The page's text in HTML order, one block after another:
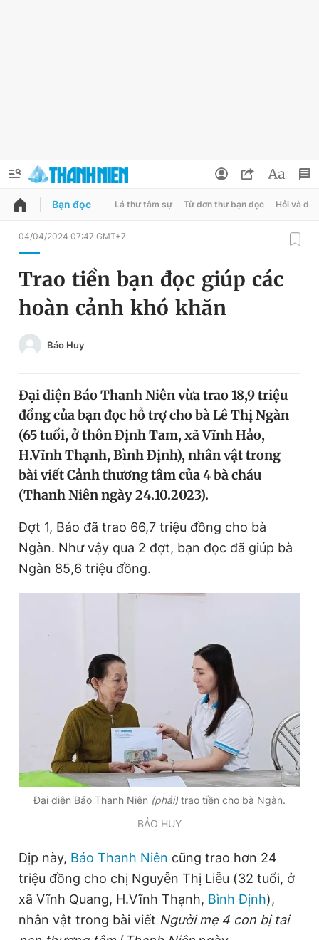
QUẢNG CÁO
Chuyên mục
Chuyên mục khác
Tin thị trường Tin 360
Video Magazine
Tiện ích Bạn cần biết
Thông tin tòa soạn
Đọc Thanh Niên trên điện thoại
Theo dõi báo trên
0908 780 404
Tòa soạn Chính sách bảo
Tổng biên tập: Nguyễn Ngọc Toàn
Phó tổng biên tập thường trực: Hải Thành
Phó tổng biên tập: Lâm Hiếu Dũng
Phó tổng biên tập: Trần Việt Hưng
Đổi mật khẩu
Tin đã lưu
Tin đã xem
Đăng xuất
Bạn đọc Lá thư tâm sự Từ đơn thư bạn đọc Hỏi và đáp
04/04/2024 07:47 GMT+7
Trao tiền bạn đọc giúp các
hoàn cảnh khó khăn
Bảo Huy
Đại diện Báo Thanh Niên vừa trao 18,9 triệu
đồng của bạn đọc hỗ trợ cho bà Lê Thị Ngàn
(65 tuổi, ở thôn Định Tam, xã Vĩnh Hảo,
H.Vĩnh Thạnh, Bình Định), nhân vật trong
bài viết Cảnh thương tâm của 4 bà cháu
(Thanh Niên ngày 24.10.2023).
Đợt 1, Báo đã trao 66,7 triệu đồng cho bà
Ngàn. Như vậy qua 2 đợt, bạn đọc đã giúp bà
Ngàn 85,6 triệu đồng.
Đại diện Báo Thanh Niên (phải) trao tiền cho bà Ngàn.
BẢO HUY
Dịp này, Báo Thanh Niên cũng trao hơn 24
triệu đồng cho chị Nguyễn Thị Liễu (32 tuổi, ở
xã Vĩnh Quang, H.Vĩnh Thạnh, Bình Định),
nhân vật trong bài viết Người mẹ 4 con bị tai